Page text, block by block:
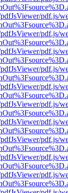
pdf.js/
pdf.js/
pdf.js/
pdf.js/
pdf.js/
pdf.js/
pdf.js/
pdf.js/
pdf.js/
pdf.js/